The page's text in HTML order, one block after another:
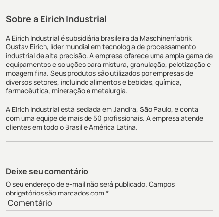
Sobre a Eirich Industrial
A Eirich Industrial é subsidiária brasileira da Maschinenfabrik
Gustav Eirich, líder mundial em tecnologia de processamento
industrial de alta precisão. A empresa oferece uma ampla gama de
equipamentos e soluções para mistura, granulação, pelotização e
moagem fina. Seus produtos são utilizados por empresas de
diversos setores, incluindo alimentos e bebidas, química,
farmacêutica, mineração e metalurgia.
A Eirich Industrial está sediada em Jandira, São Paulo, e conta
com uma equipe de mais de 50 profissionais. A empresa atende
clientes em todo o Brasil e América Latina.
Deixe seu comentário
O seu endereço de e-mail não será publicado. Campos
obrigatórios são marcados com*
Comentário